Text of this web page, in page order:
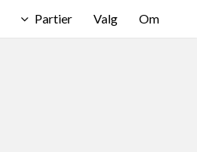
Partier Valg Om